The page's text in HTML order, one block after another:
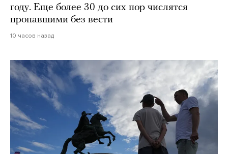
году. Еще более 30 до сих пор числятся
пропавшими без вести
10 часов назад